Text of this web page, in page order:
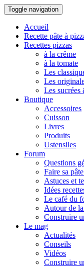
Toggle navigation
Accueil
Recette pâte à
Recettes pizzas
à la crême
à la tomate
Les
Les
Les sucrées
Boutique
Accessoires
Cuisson
Livres
Produits
Ustensiles
Forum
Questions
Faire sa
Astuces et
Idées
Le café du
Autour de
Construire
Le mag
Actualités
Conseils
Vidéos
Construire